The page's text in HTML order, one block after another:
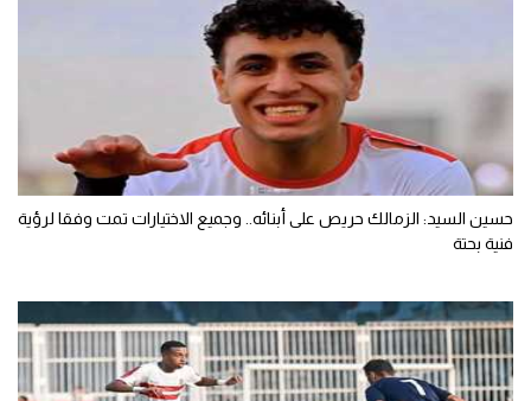
حسين السيد: الزمالك حريص على أبنائه.. وجميع الاختيارات تمت وفقا لرؤية
فنية بحتة